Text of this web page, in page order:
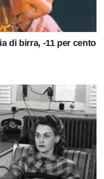
di birra, -11 per cento